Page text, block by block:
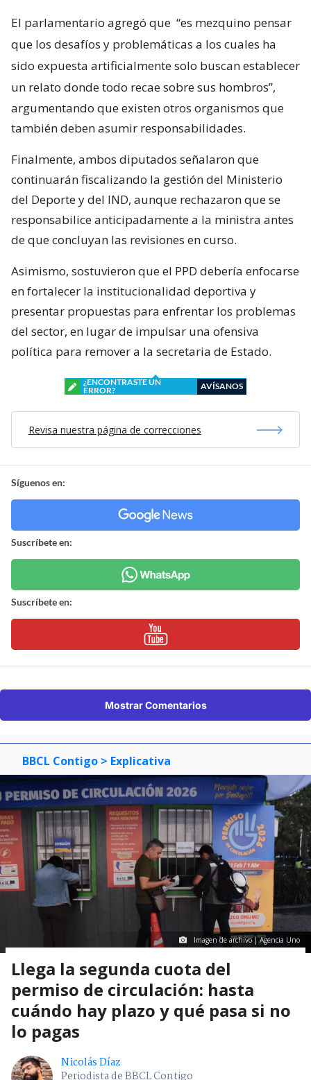
El parlamentario agregó que “es mezquino pensar
que los desafíos y problemáticas a los cuales ha
sido expuesta artificialmente solo buscan establecer
un relato donde todo recae sobre sus hombros”,
argumentando que existen otros organismos que
también deben asumir responsabilidades.
Finalmente, ambos diputados señalaron que
continuarán fiscalizando la gestión del Ministerio
del Deporte y del IND, aunque rechazaron que se
responsabilice anticipadamente a la ministra antes
de que concluyan las revisiones en curso.
Asimismo, sostuvieron que el PPD debería enfocarse
en fortalecer la institucionalidad deportiva y
presentar propuestas para enfrentar los problemas
del sector, en lugar de impulsar una ofensiva
política para remover a la secretaria de Estado.
¿ENCONTRASTE UN
ERROR?
AVÍSANOS
Revisa nuestra página de correcciones
Síguenos en:
Suscríbete en:
Suscríbete en:
Mostrar Comentarios
BBCL Contigo > Explicativa
Imagen de archivo | Agencia Uno
Llega la segunda cuota del
permiso de circulación: hasta
cuándo hay plazo y qué pasa si no
lo pagas
Nicolás Díaz
Periodista de BBCL Contigo